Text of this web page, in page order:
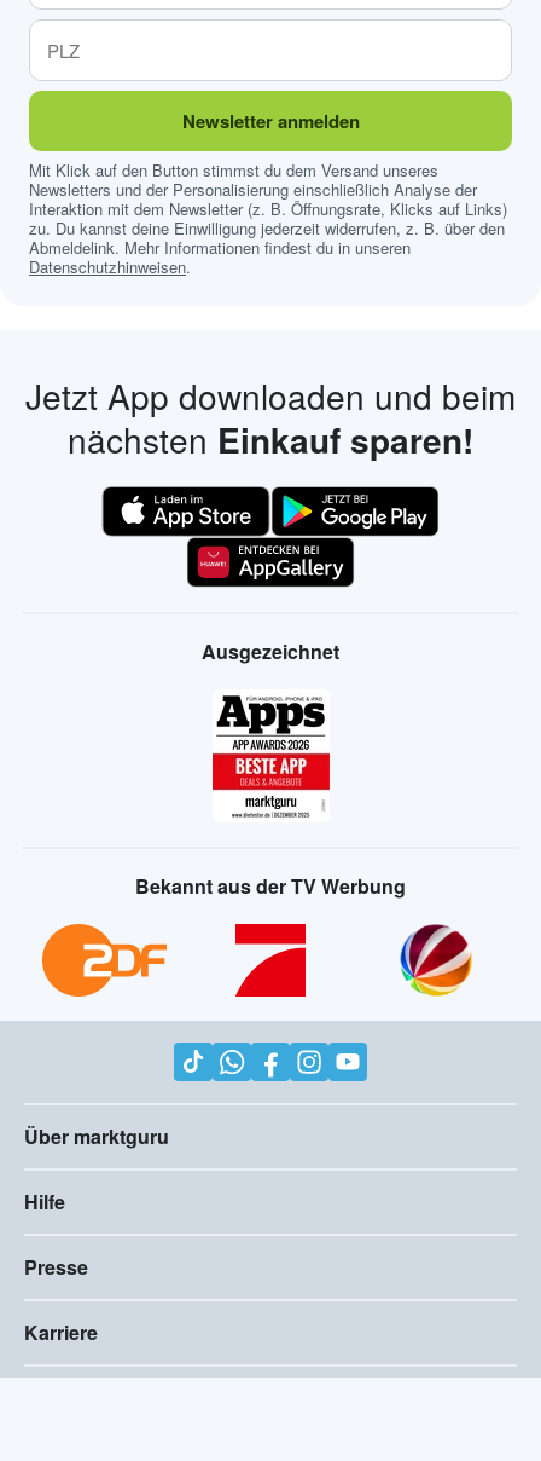
Newsletter anmelden
Mit Klick auf den Button stimmst du dem Versand unseres
Newsletters und der Personalisierung einschließlich Analyse der
Interaktion mit dem Newsletter (z. B. Öffnungsrate, Klicks auf Links)
zu. Du kannst deine Einwilligung jederzeit widerrufen, z. B. über den
Abmeldelink. Mehr Informationen findest du in unseren
Datenschutzhinweisen.
Jetzt App downloaden und beim
nächsten Einkauf sparen!
Ausgezeichnet
Bekannt aus der TV Werbung
Über marktguru
Hilfe
Presse
Karriere